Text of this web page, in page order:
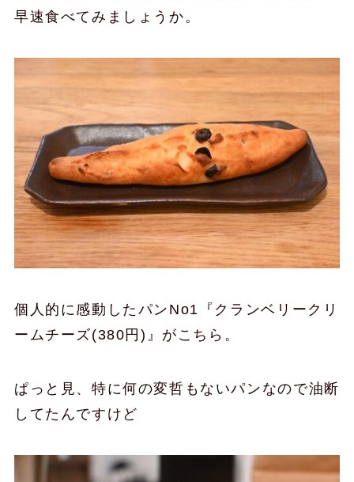
早速食べてみましょうか。
個人的に感動したパンNo1『クランベリークリ
ームチーズ(380円)』がこちら。
ぱっと見、特に何の変哲もないパンなので油断
してたんですけど